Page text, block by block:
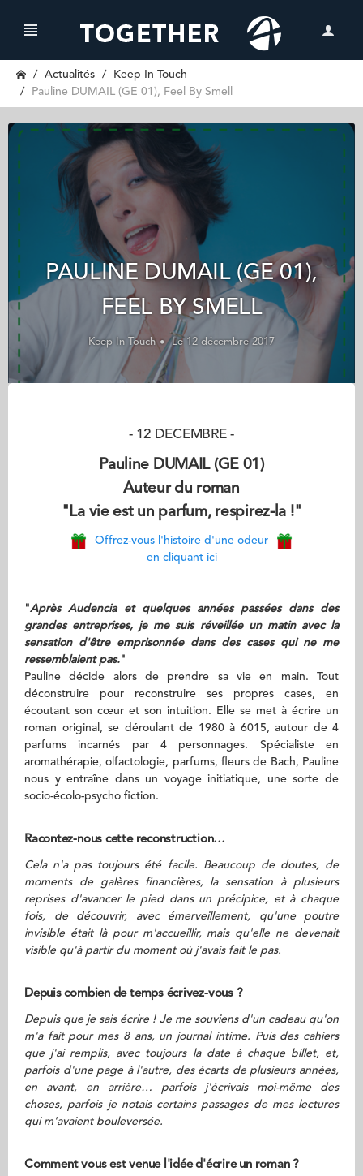
Actualités
Keep In Touch
Pauline DUMAIL (GE 01), Feel By Smell
PAULINE DUMAIL (GE 01),
FEEL BY SMELL
Keep In Touch Le 12 décembre 2017
- 12 DECEMBRE -
Pauline DUMAIL (GE 01)
Auteur du roman
"La vie est un parfum, respirez-la !"
Offrez-vous l'histoire d'une odeur
en cliquant ici
"Après Audencia et quelques années passées dans des
grandes entreprises, je me suis réveillée un matin avec la
sensation d'être emprisonnée dans des cases qui ne me
ressemblaient pas."
Pauline décide alors de prendre sa vie en main. Tout
déconstruire pour reconstruire ses propres cases, en
écoutant son cœur et son intuition. Elle se met à écrire un
roman original, se déroulant de 1980 à 6015, autour de 4
parfums incarnés par 4 personnages. Spécialiste en
aromathérapie, olfactologie, parfums, fleurs de Bach, Pauline
nous y entraîne dans un voyage initiatique, une sorte de
socio-écolo-psycho fiction.
Racontez-nous cette reconstruction…
Cela n'a pas toujours été facile. Beaucoup de doutes, de
moments de galères financières, la sensation à plusieurs
reprises d'avancer le pied dans un précipice, et à chaque
fois, de découvrir, avec émerveillement, qu'une poutre
invisible était là pour m'accueillir, mais qu'elle ne devenait
visible qu'à partir du moment où j'avais fait le pas.
Depuis combien de temps écrivez-vous ?
Depuis que je sais écrire ! Je me souviens d'un cadeau qu'on
m'a fait pour mes 8 ans, un journal intime. Puis des cahiers
que j'ai remplis, avec toujours la date à chaque billet, et,
parfois d'une page à l'autre, des écarts de plusieurs années,
en avant, en arrière… parfois j'écrivais moi-même des
choses, parfois je notais certains passages de mes lectures
qui m'avaient bouleversée.
Comment vous est venue l'idée d'écrire un roman ?